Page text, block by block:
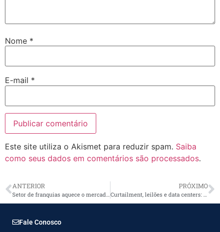
Nome *
E-mail *
Este site utiliza o Akismet para reduzir spam. Saiba
como seus dados em comentários são processados.
ANTERIOR PRÓXIMO
Fale Conosco